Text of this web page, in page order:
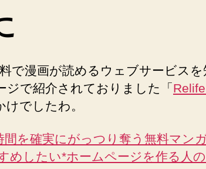
で漫画が読めるウェブサービスを
ジで紹介されておりました「
けでしたわ。
を確実にがっつり奪う無料マンガ
めしたい*ホームページを作る人